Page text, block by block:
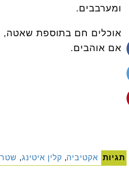
ומערבבים.
אוכלים חם בתוספת שאטה,
אם אוהבים.
תגיות אקטיביה, קלין איטינג,